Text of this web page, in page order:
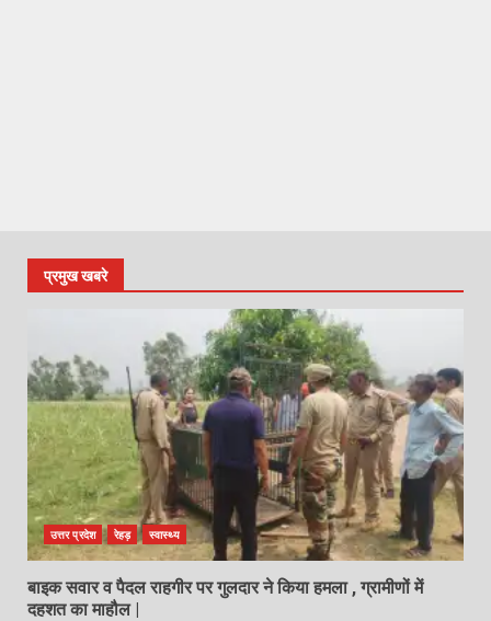
प्रमुख खबरे
उत्तर प्रदेश रेहड़ स्वास्थ्य
बाइक सवार व पैदल राहगीर पर गुलदार ने किया हमला , ग्रामीणों में
दहशत का माहौल |